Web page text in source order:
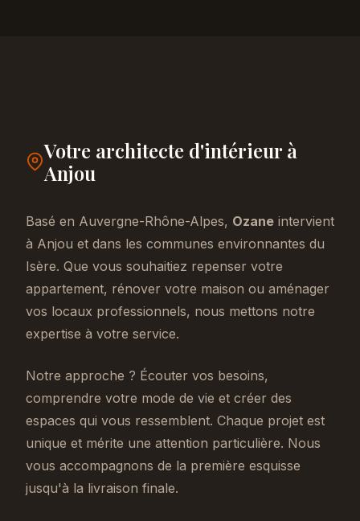
Votre architecte d'intérieur à
Anjou
Basé en Auvergne-Rhône-Alpes, Ozane intervient
à Anjou et dans les communes environnantes du
Isère. Que vous souhaitiez repenser votre
appartement, rénover votre maison ou aménager
vos locaux professionnels, nous mettons notre
expertise à votre service.
Notre approche ? Écouter vos besoins,
comprendre votre mode de vie et créer des
espaces qui vous ressemblent. Chaque projet est
unique et mérite une attention particulière. Nous
vous accompagnons de la première esquisse
jusqu'à la livraison finale.